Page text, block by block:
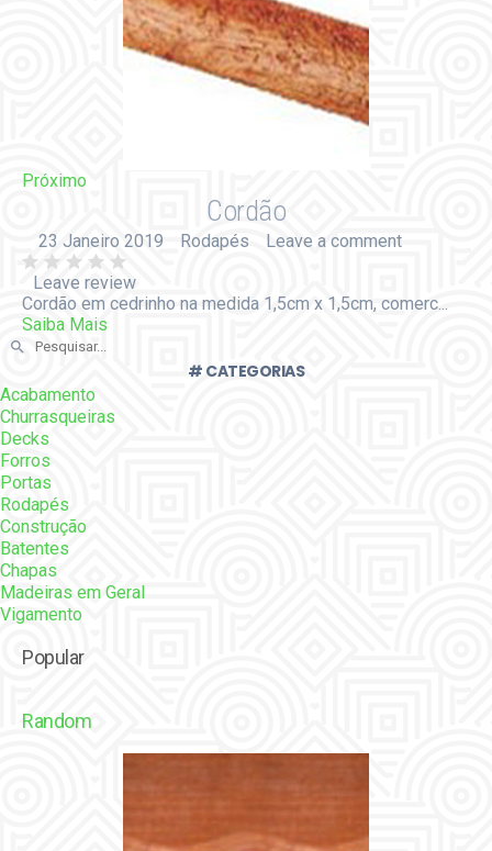
Próximo
Cordão
23 Janeiro 2019 Rodapés
Leave a comment
Leave review
Cordão em cedrinho na medida 1,5cm x 1,5cm, comerc...
Saiba Mais
# CATEGORIAS
Acabamento
Churrasqueiras
Decks
Forros
Portas
Rodapés
Construção
Batentes
Chapas
Madeiras em Geral
Vigamento
Popular
Random